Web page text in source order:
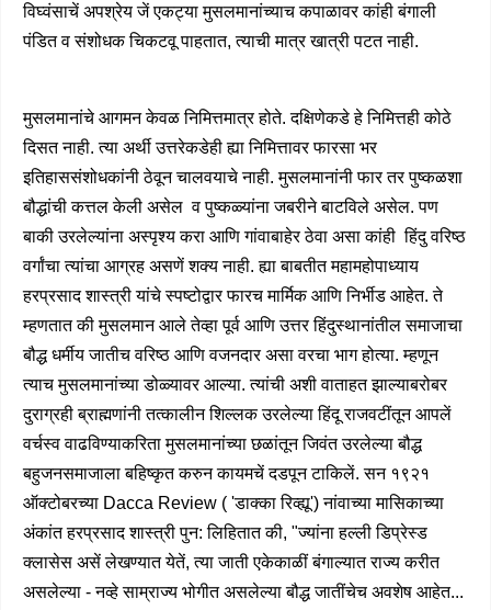
विघ्वंसाचें अपश्रेय जें एकट्या मुसलमानांच्याच कपाळावर कांही बंगाली
पंडित व संशोधक चिकटवू पाहतात, त्याची मात्र खात्री पटत नाही.
मुसलमानांचे आगमन केवळ निमित्तमात्र होते. दक्षिणेकडे हे निमित्तही कोठे
दिसत नाही. त्या अर्थी उत्तरेकडेही ह्या निमित्तावर फारसा भर
इतिहाससंशोधकांनी ठेवून चालवयाचे नाही. मुसलमानांनी फार तर पुष्कळशा
बौद्धांची कत्तल केली असेल व पुष्कळ्यांना जबरीने बाटविले असेल. पण
बाकी उरलेल्यांना अस्पृश्य करा आणि गांवाबाहेर ठेवा असा कांही हिंदु वरिष्ठ
वर्गांचा त्यांचा आग्रह असणें शक्य नाही. ह्या बाबतीत महामहोपाध्याय
हरप्रसाद शास्त्री यांचे स्पष्टोद्वार फारच मार्मिक आणि निर्भीड आहेत. ते
म्हणतात की मुसलमान आले तेव्हा पूर्व आणि उत्तर हिंदुस्थानांतील समाजाचा
बौद्ध धर्मीय जातीच वरिष्ठ आणि वजनदार असा वरचा भाग होत्या. म्हणून
त्याच मुसलमानांच्या डोळ्यावर आल्या. त्यांची अशी वाताहत झाल्याबरोबर
दुराग्रही ब्राह्मणांनी तत्कालीन शिल्लक उरलेल्या हिंदू राजवटींतून आपलें
वर्चस्व वाढविण्याकरिता मुसलमानांच्या छळांतून जिवंत उरलेल्या बौद्ध
बहुजनसमाजाला बहिष्कृत करुन कायमचें दडपून टाकिलें. सन १९२१
ऑक्टोबरच्या Dacca Review ( 'डाक्का रिव्ह्यू') नांवाच्या मासिकाच्या
अंकांत हरप्रसाद शास्त्री पुन: लिहितात की, "ज्यांना हल्ली डिप्रेस्ड
क्लासेस असें लेखण्यात येतें, त्या जाती एकेकाळीं बंगाल्यात राज्य करीत
असलेल्या - नव्हे साम्राज्य भोगीत असलेल्या बौद्ध जातींचेच अवशेष आहेत...